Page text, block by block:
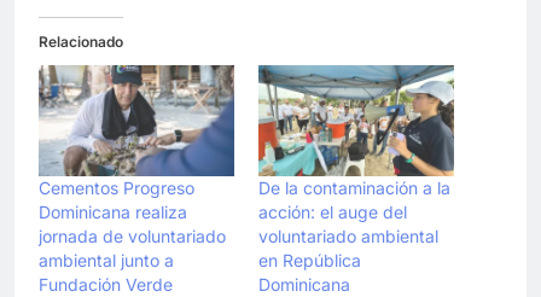
Relacionado
Cementos Progreso
Dominicana realiza
jornada de voluntariado
ambiental junto a
Fundación Verde
De la contaminación a la
acción: el auge del
voluntariado ambiental
en República
Dominicana